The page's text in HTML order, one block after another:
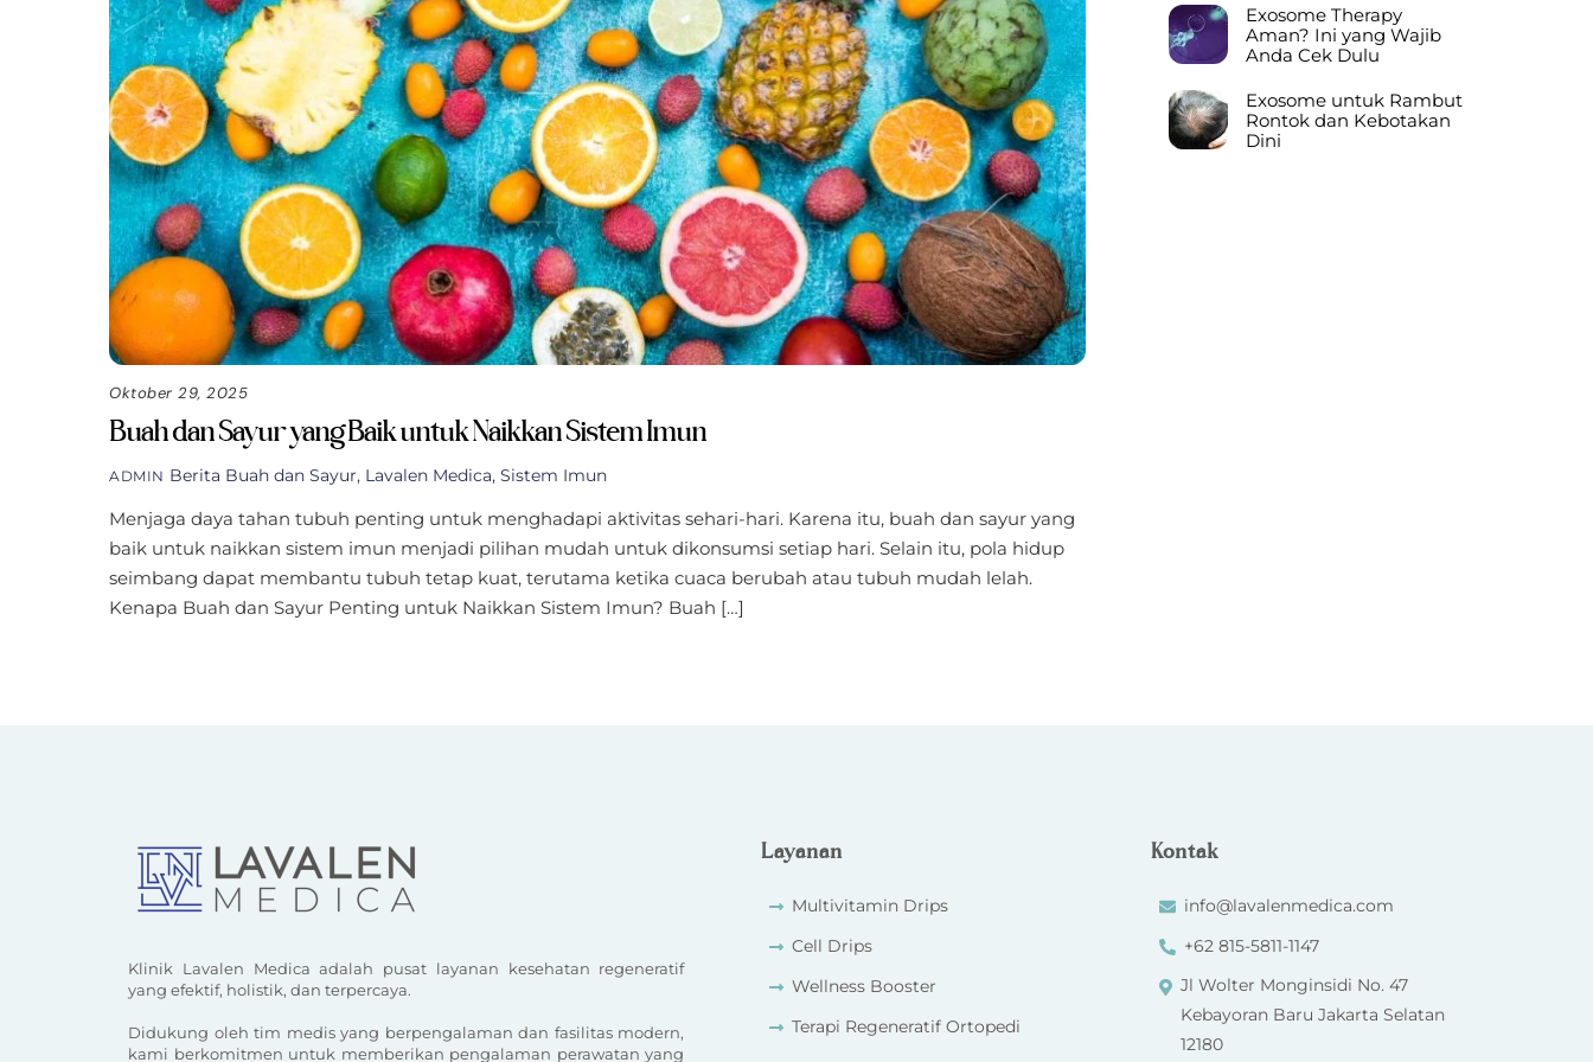
Oktober 29, 2025
Buah dan Sayur yang Baik untuk Naikkan Sistem Imun
ADMIN Berita Buah dan Sayur, Lavalen Medica,Sistem Imun
Menjaga daya tahan tubuh penting untuk menghadapi aktivitas sehari-hari. Karena itu, buah dan sayur yang
baik untuk naikkan sistem imun menjadi pilihan mudah untuk dikonsumsi setiap hari. Selain itu, pola hidup
seimbang dapat membantu tubuh tetap kuat, terutama ketika cuaca berubah atau tubuh mudah lelah.
Kenapa Buah dan Sayur Penting untuk Naikkan Sistem Imun? Buah […]
Exosome Therapy
Aman? Ini yang Wajib
Anda Cek Dulu
Exosome untuk Rambut
Rontok dan Kebotakan
Dini
Klinik Lavalen Medica adalah pusat layanan kesehatan regeneratif
yang efektif, holistik, dan terpercaya.
Didukung oleh tim medis yang berpengalaman dan fasilitas modern,
kami berkomitmen untuk memberikan pengalaman perawatan yang
Layanan
Multivitamin Drips
Cell Drips
Wellness Booster
Terapi Regeneratif Ortopedi
Kontak
info@lavalenmedica.com
+62 815-5811-1147
Jl Wolter Monginsidi No. 47
Kebayoran Baru Jakarta Selatan
12180